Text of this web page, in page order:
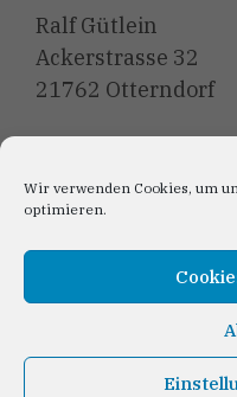
Wir verwenden Cookies, um
optimieren.
Ralf Gütlein
Ackerstrasse 32
21762 Otterndorf
Anmeldung